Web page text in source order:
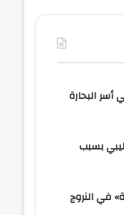
في أسر البحارة
بسبب
في النروج